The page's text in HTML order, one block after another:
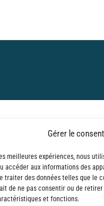
Gérer le
meilleures expériences, nous
accéder aux informations des
traiter des données telles que le
de ne pas consentir ou de
et fonctions.